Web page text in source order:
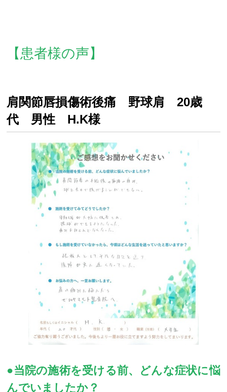
【患者様の声】
肩関節唇損傷術後痛 野球肩 20歳
代 男性 H.K様
●当院の施術を受ける前、どんな症状に悩
んでいましたか？